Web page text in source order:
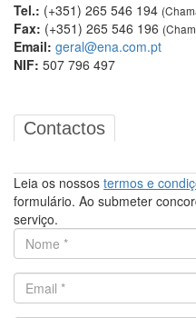
Tel.: (+351) 265 546 194
Fax: (+351) 265 546 196
Email: geral@ena.com.pt
NIF: 507 796 497
Contactos
Leia os nossos termos e
formulário. Ao submeter
serviço.